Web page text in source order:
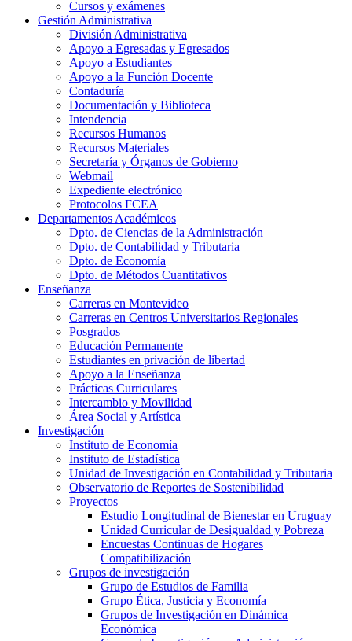
Cursos y exámenes
Gestión Administrativa
División Administrativa
Apoyo a Egresadas y Egresados
Apoyo a Estudiantes
Apoyo a la Función Docente
Contaduría
Documentación y Biblioteca
Intendencia
Recursos Humanos
Recursos Materiales
Secretaría y Órganos de Gobierno
Webmail
Expediente electrónico
Protocolos FCEA
Departamentos Académicos
Dpto. de Ciencias de la Administración
Dpto. de Contabilidad y Tributaria
Dpto. de Economía
Dpto. de Métodos Cuantitativos
Enseñanza
Carreras en Montevideo
Carreras en Centros Universitarios Regionales
Posgrados
Educación Permanente
Estudiantes en privación de libertad
Apoyo a la Enseñanza
Prácticas Curriculares
Intercambio y Movilidad
Área Social y Artística
Investigación
Instituto de Economía
Instituto de Estadística
Unidad de Investigación en Contabilidad y Tributaria
Observatorio de Reportes de Sostenibilidad
Proyectos
Estudio Longitudinal de Bienestar en Uruguay
Unidad Curricular de Desigualdad y Pobreza
Encuestas Continuas de Hogares
Compatibilización
Grupos de investigación
Grupo de Estudios de Familia
Grupo Ética, Justicia y Economía
Grupos de Investigación en Dinámica
Económica